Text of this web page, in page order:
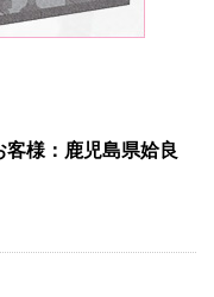
様：鹿児島県姶良